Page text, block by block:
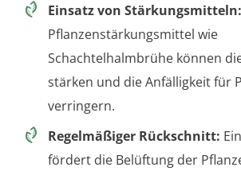
Einsatz von Stärkungsmitteln:
Pflanzenstärkungsmittel wie
Schachtelhalmbrühe können
stärken und die Anfälligkeit für
verringern.
Regelmäßiger Rückschnitt: Ein
fördert die Belüftung der